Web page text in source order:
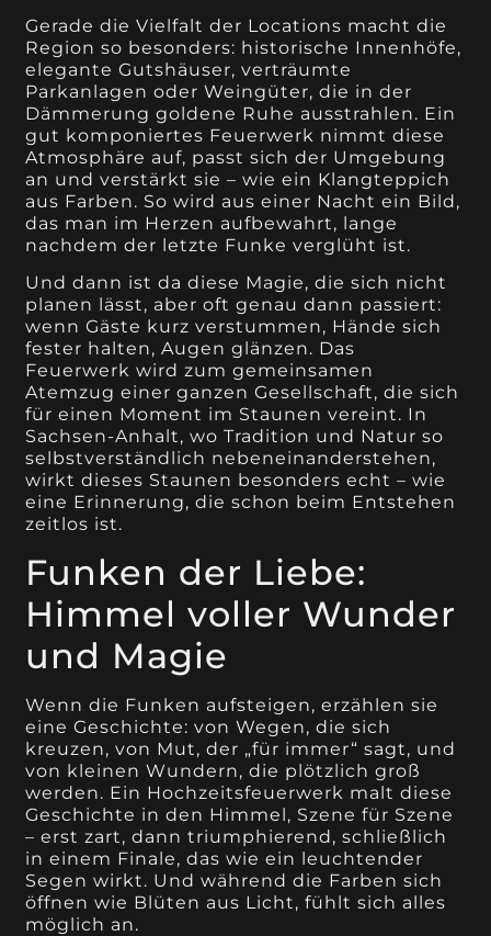
Gerade die Vielfalt der Locations macht die
Region so besonders: historische Innenhöfe,
elegante Gutshäuser, verträumte
Parkanlagen oder Weingüter, die in der
Dämmerung goldene Ruhe ausstrahlen. Ein
gut komponiertes Feuerwerk nimmt diese
Atmosphäre auf, passt sich der Umgebung
an und verstärkt sie – wie ein Klangteppich
aus Farben. So wird aus einer Nacht ein Bild,
das man im Herzen aufbewahrt, lange
nachdem der letzte Funke verglüht ist.
Und dann ist da diese Magie, die sich nicht
planen lässt, aber oft genau dann passiert:
wenn Gäste kurz verstummen, Hände sich
fester halten, Augen glänzen. Das
Feuerwerk wird zum gemeinsamen
Atemzug einer ganzen Gesellschaft, die sich
für einen Moment im Staunen vereint. In
Sachsen-Anhalt, wo Tradition und Natur so
selbstverständlich nebeneinanderstehen,
wirkt dieses Staunen besonders echt – wie
eine Erinnerung, die schon beim Entstehen
zeitlos ist.
Funken der Liebe:
Himmel voller Wunder
und Magie
Wenn die Funken aufsteigen, erzählen sie
eine Geschichte: von Wegen, die sich
kreuzen, von Mut, der „für immer“ sagt, und
von kleinen Wundern, die plötzlich groß
werden. Ein Hochzeitsfeuerwerk malt diese
Geschichte in den Himmel, Szene für Szene
– erst zart, dann triumphierend, schließlich
in einem Finale, das wie ein leuchtender
Segen wirkt. Und während die Farben sich
öffnen wie Blüten aus Licht, fühlt sich alles
möglich an.